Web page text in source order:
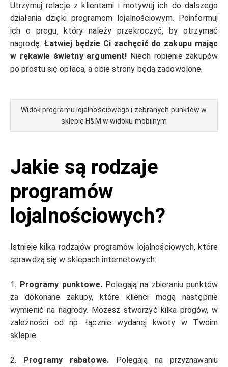
Utrzymuj relacje z klientami i motywuj ich do dalszego
działania dzięki programom lojalnościowym. Poinformuj
ich o progu, który należy przekroczyć, by otrzymać
nagrodę. Łatwiej będzie Ci zachęcić do zakupu mając
w rękawie świetny argument! Niech robienie zakupów
po prostu się opłaca, a obie strony będą zadowolone.
Widok programu lojalnościowego i zebranych punktów w
sklepie H&M w widoku mobilnym
Jakie są rodzaje
programów
lojalnościowych?
Istnieje kilka rodzajów programów lojalnościowych, które
sprawdzą się w sklepach internetowych:
1. Programy punktowe.Polegają na zbieraniu punktów
za dokonane zakupy, które klienci mogą następnie
wymienić na nagrody. Możesz stworzyć kilka progów, w
zależności od np. łącznie wydanej kwoty w Twoim
sklepie.
2. Programy rabatowe.Polegają na przyznawaniu